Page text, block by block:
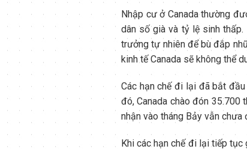
Nhập cư ở Canada thường
dân số già và tỷ lệ sinh
trưởng tự nhiên để bù đắp
kinh tế Canada sẽ không thể
Các hạn chế đi lại đã bắt
đó, Canada chào đón
nhận vào tháng Bảy vẫn chưa
Khi các hạn chế đi lại tiếp